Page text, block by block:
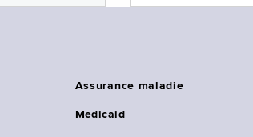
Assurance maladie
Medicaid